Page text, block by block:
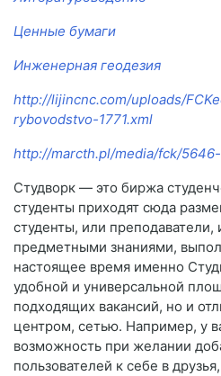
Ценные бумаги
Инженерная геодезия
http://lijincnc.com/uploads/
rybovodstvo-1771.xml
http://marcth.pl/media/fck/
Студворк — это биржа
студенты приходят сюда
студенты, или
предметными знаниями,
настоящее время именно
удобной и универсальной
подходящих вакансий, но и
центром, сетью. Например, у
возможность при желании
пользователей к себе в